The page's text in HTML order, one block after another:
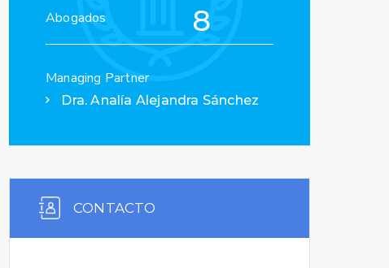
Abogados 8
Managing Partner
Dra. Analía Alejandra Sánchez
CONTACTO